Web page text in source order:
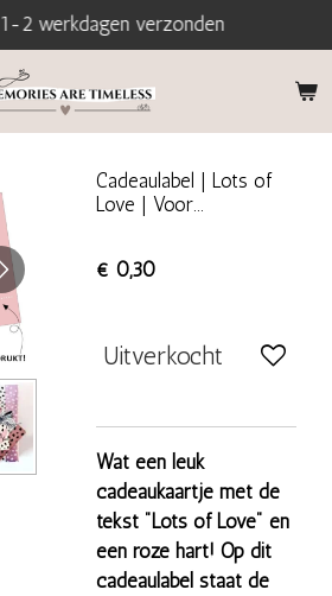
1-2 werkdagen verzonden
Cadeaulabel | Lots of
Love | Voor...
€ 0,30
Uitverkocht
Wat een leuk
cadeaukaartje met de
tekst "Lots of Love" en
een roze hart! Op dit
cadeaulabel staat de